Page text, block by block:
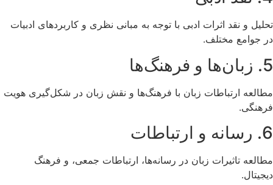
تحلیل و نقد اثرات ادبی با توجه به مبانی نظری و کاربردهای ادبیات
در جوامع مختلف.
5. زبان‌ها و فرهنگ‌ها
مطالعه ارتباطات زبان با فرهنگ‌ها و نقش زبان در شکل‌گیری هویت
فرهنگی.
6. رسانه و ارتباطات
مطالعه تاثیرات زبان در رسانه‌ها، ارتباطات جمعی، و فرهنگ
دیجیتال.